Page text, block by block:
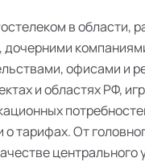
в области,
офисами и
и областях РФ,
тарифах. От